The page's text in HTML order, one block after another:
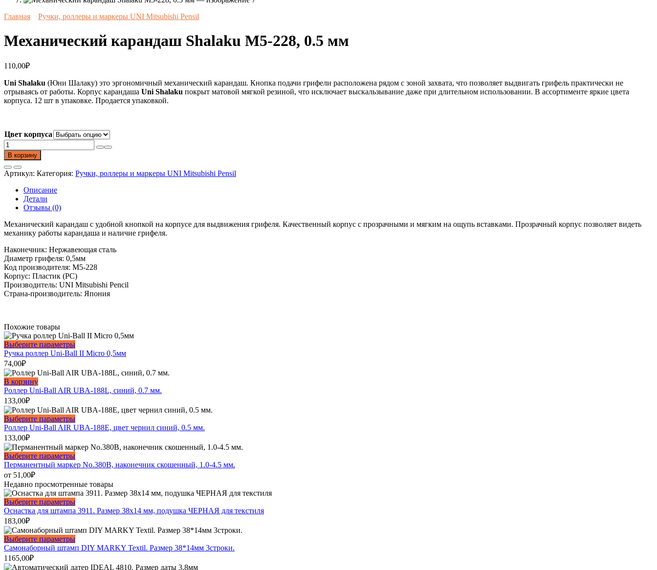
Главная Ручки, роллеры и маркеры UNI Mitsubishi Pensil
Механический карандаш Shalaku M5-228, 0.5 мм
110,00₽
Uni Shalaku (Юни Шалаку) это эргономичный механический карандаш. Кнопка подачи грифели расположена рядом с зоной захвата, что позволяет выдвигать грифель практически не
отрываясь от работы. Корпус карандаша Uni Shalaku покрыт матовой мягкой резиной, что исключает выскальзывание даже при длительном использовании. В ассортименте яркие цвета
корпуса. 12 шт в упаковке. Продается упаковкой.
Цвет корпуса
Количество
товара
Механический
карандаш
Shalaku
M5-
228,
В корзину
Артикул: Категория: Ручки, роллеры и маркеры UNI Mitsubishi Pensil
Описание
Детали
Отзывы (0)
Механический карандаш с удобной кнопкой на корпусе для выдвижения грифеля. Качественный корпус с прозрачными и мягким на ощупь вставками. Прозрачный корпус позволяет видеть
механику работы карандаша и наличие грифеля.
Наконечник: Нержавеющая сталь
Диаметр грифеля: 0,5мм
Код производителя: M5-228
Корпус: Пластик (PC)
Производитель: UNI Mitsubishi Pencil
Страна-производитель: Япония
Похожие товары
Выберите параметрыЭтот
товар
несколько
Опции
можно
выбрать
на
странице
товара.
Ручка роллер Uni-Ball II Micro 0,5мм
74,00₽
В корзину
Роллер Uni-Ball AIR UBA-188L, синий, 0.7 мм.
133,00₽
Выберите параметрыЭтот
товар
несколько
вариаций.
Опции
можно
на
странице
товара.
Роллер Uni-Ball AIR UBA-188E, цвет чернил синий, 0.5 мм.
133,00₽
Выберите параметрыЭтот
товар
несколько
вариаций.
Опции
можно
выбрать
странице
товара.
Перманентный маркер No.380B, наконечник скошенный, 1.0-4.5 мм.
от 51,00₽
Недавно просмотренные товары
Выберите параметрыЭтот
товар
несколько
вариаций.
Опции
можно
выбрать
Оснастка для штампа 3911. Размер 38х14 мм, подушка ЧЕРНАЯ для текстиля
183,00₽
Выберите параметрыЭтот
товар
несколько
Самонаборный штамп DIY MARKY Textil. Размер 38*14мм 3строки.
1165,00₽